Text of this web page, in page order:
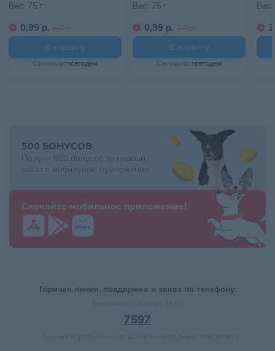
Вес: 75 г
0,99 р. 1,22 р.
В корзину
Самовывозсегодня
Вес: 75 г
0,99 р. 1,40 р.
В корзину
Самовывозсегодня
Вес:
500 БОНУСОВ
Получи 500 бонусов за первый
заказ в мобильном приложении
Скачайте мобильное приложение!
Горячая линия, поддержка и заказ по телефону:
7597